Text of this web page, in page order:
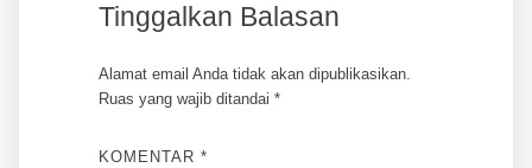
Tinggalkan Balasan
Alamat email Anda tidak akan dipublikasikan.
Ruas yang wajib ditandai *
KOMENTAR *